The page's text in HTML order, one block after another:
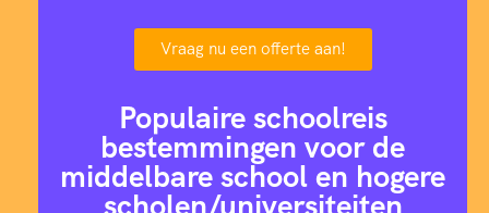
Vraag nu een offerte aan!
Populaire schoolreis
bestemmingen voor de
middelbare school en hogere